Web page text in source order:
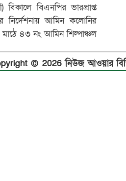
বিকা‌লে বিএন‌পির ভারপ্রাপ্ত
নি‌র্দেশনায় আমিন কলোনির
মা‌ঠে ৪৩ নং আমিন শিল্পাঞ্চল
© 2026 নিউজ আওয়ার